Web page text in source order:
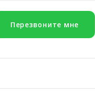
Перезвоните мне